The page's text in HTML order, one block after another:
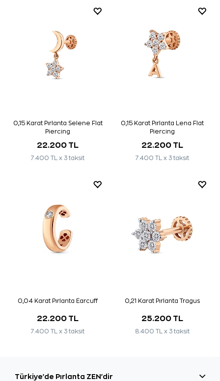
0,15 Karat Pırlanta Selene Flat
Piercing
22.200 TL
7.400 TL x 3 taksit
0,15 Karat Pırlanta Lena Flat
Piercing
22.200 TL
7.400 TL x 3 taksit
0,04 Karat Pırlanta Earcuff
22.200 TL
7.400 TL x 3 taksit
0,21 Karat Pırlanta Tragus
25.200 TL
8.400 TL x 3 taksit
Türkiye'de Pırlanta ZEN'dir